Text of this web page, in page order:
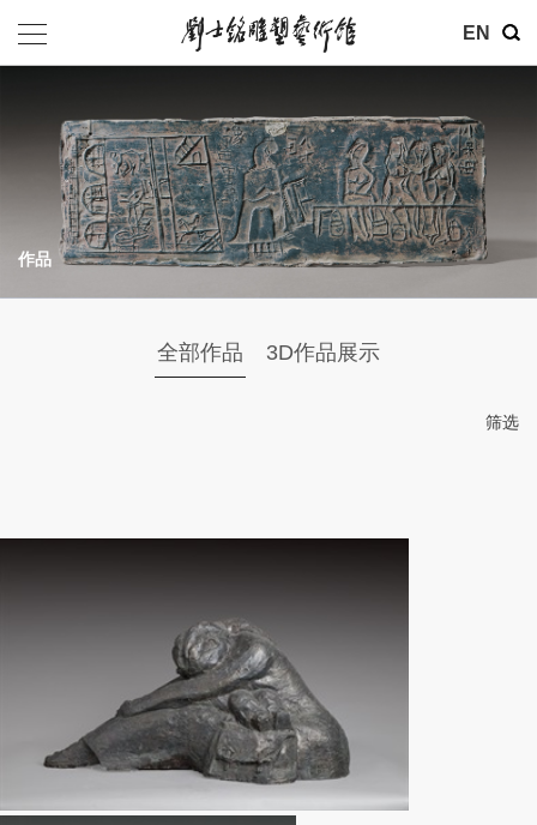
EN
作品
全部作品 3D作品展示
筛选